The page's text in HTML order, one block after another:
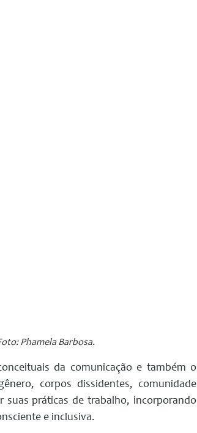
Phamela Barbosa.
da comunicação e também o
corpos dissidentes, comunidade
suas práticas de trabalho, incorporando
e inclusiva.